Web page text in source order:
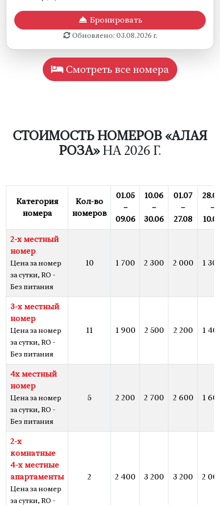
Бронировать
Обновлено: 03.08.2026 г.
Смотреть все номера
СТОИМОСТЬ НОМЕРОВ «АЛАЯ
РОЗА»НА 2026 Г.
Категория
номера
Кол-во
номеров
01.05
–
09.06
10.06
–
30.06
01.07
–
27.08
–
2-х местный
номер
Цена за номер
за сутки, RO -
Без питания
10 1 700 2 300 2 000 1
3-х местный
номер
Цена за номер
за сутки, RO -
Без питания
11 1 900 2 500 2 200 1
4х местный
номер
Цена за номер
за сутки, RO -
Без питания
5 2 200 2 700 2 600 1
2-х
комнатные
4-х местные
апартаменты
Цена за номер
за сутки, RO -
2 2 400 3 200 3 200 2